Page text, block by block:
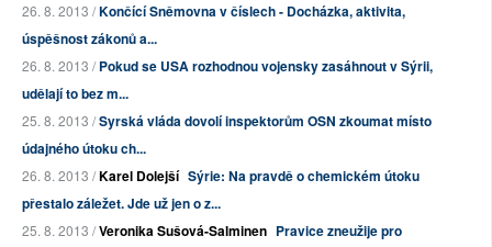
26. 8. 2013 /Končící Sněmovna v číslech - Docházka, aktivita,
úspěšnost zákonů a...
26. 8. 2013 /Pokud se USA rozhodnou vojensky zasáhnout v Sýrii,
udělají to bez m...
25. 8. 2013 /Syrská vláda dovolí inspektorům OSN zkoumat místo
údajného útoku ch...
26. 8. 2013 /Karel Dolejší Sýrie: Na pravdě o chemickém útoku
přestalo záležet. Jde už jen o z...
25. 8. 2013 /Veronika Sušová-Salminen Pravice zneužije pro